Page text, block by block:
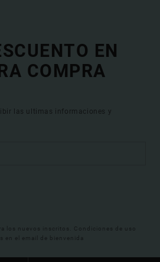
EN
COMPRA
las ultimas informaciones y
los nuevos inscritos. Condiciones de uso
en el email de bienvenida